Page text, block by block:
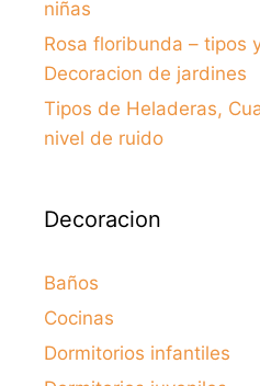
niñas
Rosa floribunda – tipos
Decoracion de jardines
Tipos de Heladeras,
nivel de ruido
Decoracion
Baños
Cocinas
Dormitorios infantiles